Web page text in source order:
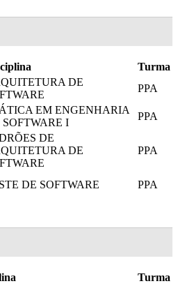
Turma
DE
PPA
EM ENGENHARIA
SOFTWARE I
PPA
DE
DE
PPA
DE SOFTWARE PPA
Turma